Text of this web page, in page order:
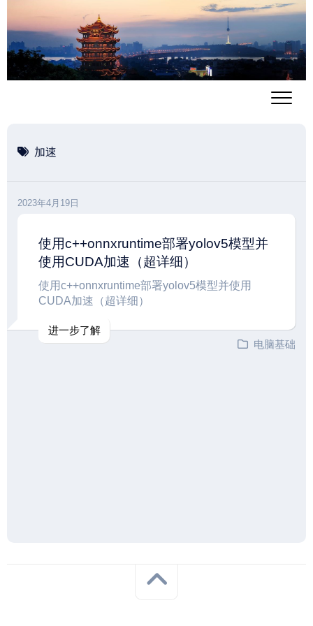
至
容
加速
2023年4月19日
使用c++onnxruntime部署yolov5模型并
使用CUDA加速（超详细）
使用c++onnxruntime部署yolov5模型并使用
CUDA加速（超详细）
进一步了解
电脑基础